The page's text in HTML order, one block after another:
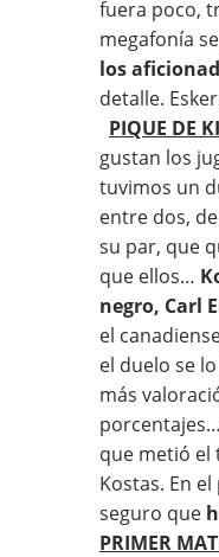
fuera poco,
megafonía
los
detalle.
PIQUE DE
gustan los
tuvimos un
entre dos,
su par, que
que ellos…
negro, Carl
el
el duelo se
más
que metió el
Kostas. En
seguro que
PRIMER